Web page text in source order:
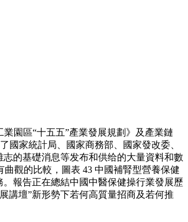
園區“十五五”產業發展規劃》及產業鏈
國家統計局、國家商務部、國家發改委、
的基礎消息等发布和供给的大量資料和數
觀的比較，圖表 43 中國補腎型營養保健
報告正在總結中國中醫保健操行業發展歷
講壇”新形勢下若何高質量招商及若何推